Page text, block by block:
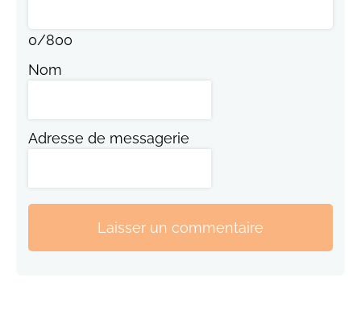
0/800
Nom
Adresse de messagerie
Laisser un commentaire